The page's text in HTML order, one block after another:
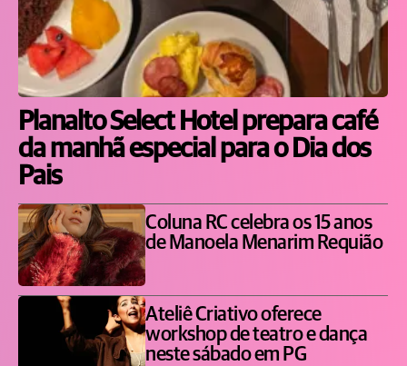
Planalto Select Hotel prepara café
da manhã especial para o Dia dos
Pais
Coluna RC celebra os 15 anos
de Manoela Menarim Requião
Ateliê Criativo oferece
workshop de teatro e dança
neste sábado em PG